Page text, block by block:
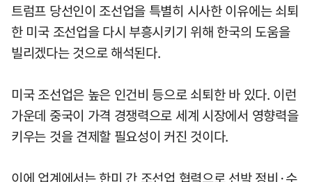
트럼프 당선인이 조선업을 특별히 시사한 이유에는 쇠퇴
한 미국 조선업을 다시 부흥시키기 위해 한국의 도움을
빌리겠다는 것으로 해석된다.
미국 조선업은 높은 인건비 등으로 쇠퇴한 바 있다. 이런
가운데 중국이 가격 경쟁력으로 세계 시장에서 영향력을
키우는 것을 견제할 필요성이 커진 것이다.
이에 업계에서는 한미 간 조선업 협력으로 선박 정비·수